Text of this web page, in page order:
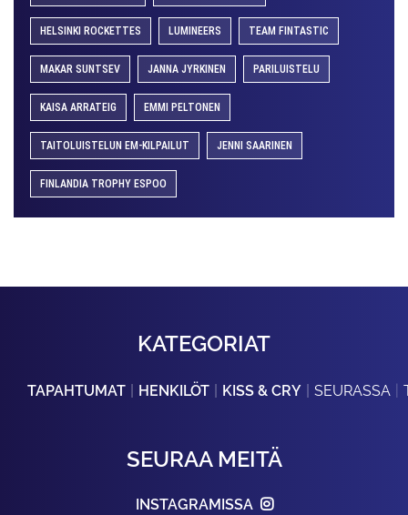
HELSINKI ROCKETTES LUMINEERS TEAM FINTASTIC
MAKAR SUNTSEV JANNA JYRKINEN PARILUISTELU
KAISA ARRATEIG EMMI PELTONEN
TAITOLUISTELUN EM-KILPAILUT JENNI SAARINEN
FINLANDIA TROPHY ESPOO
KATEGORIAT
TAPAHTUMAT HENKILÖT KISS & CRY SEURASSA
SEURAA MEITÄ
INSTAGRAMISSA